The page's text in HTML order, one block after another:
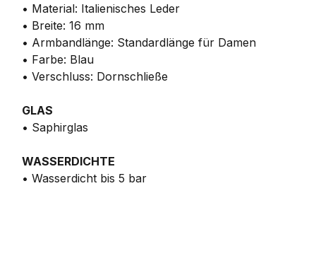
• Material: Italienisches Leder
• Breite: 16 mm
• Armbandlänge: Standardlänge für Damen
• Farbe: Blau
• Verschluss: Dornschließe
GLAS
• Saphirglas
WASSERDICHTE
• Wasserdicht bis 5 bar